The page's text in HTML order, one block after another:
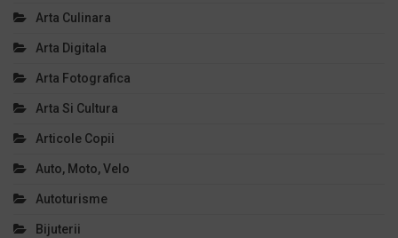
Arta Culinara
Arta Digitala
Arta Fotografica
Arta Si Cultura
Articole Copii
Auto, Moto, Velo
Autoturisme
Bijuterii